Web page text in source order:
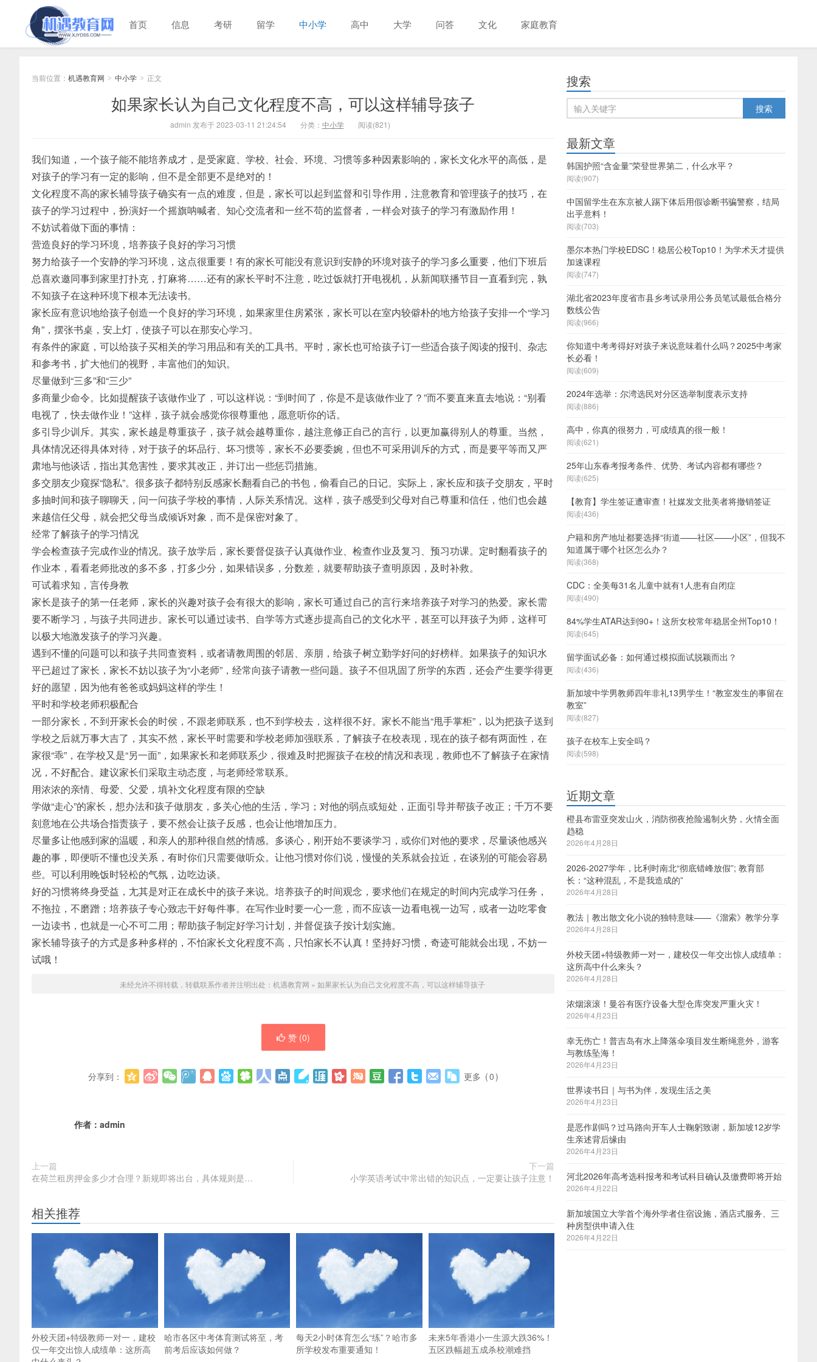
首页 信息 考研 留学 中小学 高中 大学 问答 文化 家庭教育
当前位置： 机遇教育网 > 中小学 > 正文
如果家长认为自己文化程度不高，可以这样辅导孩子
admin 发布于 2023-03-11 21:24:54 分类： 中小学 阅读(821)
我们知道，一个孩子能不能培养成才，是受家庭、学校、社会、环境、习惯等多种因素影响的，家长文化水平的高低，是
对孩子的学习有一定的影响，但不是全部更不是绝对的！
文化程度不高的家长辅导孩子确实有一点的难度，但是，家长可以起到监督和引导作用，注意教育和管理孩子的技巧，在
孩子的学习过程中，扮演好一个摇旗呐喊者、知心交流者和一丝不苟的监督者，一样会对孩子的学习有激励作用！
不妨试着做下面的事情：
营造良好的学习环境，培养孩子良好的学习习惯
努力给孩子一个安静的学习环境，这点很重要！有的家长可能没有意识到安静的环境对孩子的学习多么重要，他们下班后
总喜欢邀同事到家里打扑克，打麻将……还有的家长平时不注意，吃过饭就打开电视机，从新闻联播节目一直看到完，孰
不知孩子在这种环境下根本无法读书。
家长应有意识地给孩子创造一个良好的学习环境，如果家里住房紧张，家长可以在室内较僻朴的地方给孩子安排一个“学习
角”，摆张书桌，安上灯，使孩子可以在那安心学习。
有条件的家庭，可以给孩子买相关的学习用品和有关的工具书。平时，家长也可给孩子订一些适合孩子阅读的报刊、杂志
和参考书，扩大他们的视野，丰富他们的知识。
尽量做到“三多”和“三少”
多商量少命令。比如提醒孩子该做作业了，可以这样说：“到时间了，你是不是该做作业了？”而不要直来直去地说：“别看
电视了，快去做作业！”这样，孩子就会感觉你很尊重他，愿意听你的话。
多引导少训斥。其实，家长越是尊重孩子，孩子就会越尊重你，越注意修正自己的言行，以更加赢得别人的尊重。当然，
具体情况还得具体对待，对于孩子的坏品行、坏习惯等，家长不必要委婉，但也不可采用训斥的方式，而是要平等而又严
肃地与他谈话，指出其危害性，要求其改正，并订出一些惩罚措施。
多交朋友少窥探“隐私”。很多孩子都特别反感家长翻看自己的书包，偷看自己的日记。实际上，家长应和孩子交朋友，平时
多抽时间和孩子聊聊天，问一问孩子学校的事情，人际关系情况。这样，孩子感受到父母对自己尊重和信任，他们也会越
来越信任父母，就会把父母当成倾诉对象，而不是保密对象了。
经常了解孩子的学习情况
学会检查孩子完成作业的情况。孩子放学后，家长要督促孩子认真做作业、检查作业及复习、预习功课。定时翻看孩子的
作业本，看看老师批改的多不多，打多少分，如果错误多，分数差，就要帮助孩子查明原因，及时补救。
可试着求知，言传身教
家长是孩子的第一任老师，家长的兴趣对孩子会有很大的影响，家长可通过自己的言行来培养孩子对学习的热爱。家长需
要不断学习，与孩子共同进步。家长可以通过读书、自学等方式逐步提高自己的文化水平，甚至可以拜孩子为师，这样可
以极大地激发孩子的学习兴趣。
遇到不懂的问题可以和孩子共同查资料，或者请教周围的邻居、亲朋，给孩子树立勤学好问的好榜样。如果孩子的知识水
平已超过了家长，家长不妨以孩子为“小老师”，经常向孩子请教一些问题。孩子不但巩固了所学的东西，还会产生要学得更
好的愿望，因为他有爸爸或妈妈这样的学生！
平时和学校老师积极配合
一部分家长，不到开家长会的时侯，不跟老师联系，也不到学校去，这样很不好。家长不能当“甩手掌柜”，以为把孩子送到
学校之后就万事大吉了，其实不然，家长平时需要和学校老师加强联系，了解孩子在校表现，现在的孩子都有两面性，在
家很“乖”，在学校又是“另一面”，如果家长和老师联系少，很难及时把握孩子在校的情况和表现，教师也不了解孩子在家情
况，不好配合。建议家长们采取主动态度，与老师经常联系。
用浓浓的亲情、母爱、父爱，填补文化程度有限的空缺
学做“走心”的家长，想办法和孩子做朋友，多关心他的生活，学习；对他的弱点或短处，正面引导并帮孩子改正；千万不要
刻意地在公共场合指责孩子，要不然会让孩子反感，也会让他增加压力。
尽量多让他感到家的温暖，和亲人的那种很自然的情感。多谈心，刚开始不要谈学习，或你们对他的要求，尽量谈他感兴
趣的事，即便听不懂也没关系，有时你们只需要做听众。让他习惯对你们说，慢慢的关系就会拉近，在谈别的可能会容易
些。可以利用晚饭时轻松的气氛，边吃边谈。
好的习惯将终身受益，尢其是对正在成长中的孩子来说。培养孩子的时间观念，要求他们在规定的时间内完成学习任务，
不拖拉，不磨蹭；培养孩子专心致志干好每件事。在写作业时要一心一意，而不应该一边看电视一边写，或者一边吃零食
一边读书，也就是一心不可二用；帮助孩子制定好学习计划，并督促孩子按计划实施。
家长辅导孩子的方式是多种多样的，不怕家长文化程度不高，只怕家长不认真！坚持好习惯，奇迹可能就会出现，不妨一
试哦！
未经允许不得转载，转载联系作者并注明出处： 机遇教育网 » 如果家长认为自己文化程度不高，可以这样辅导孩子
赞 (0)
分享到： 更多 (0)
作者： admin
上一篇
在荷兰租房押金多少才合理？新规即将出台，具体规则是…
下一篇
小学英语考试中常出错的知识点，一定要让孩子注意！
相关推荐
外校天团+特级教师一对一，建校
仅一年交出惊人成绩单：这所高
哈市各区中考体育测试将至，考
前考后应该如何做？
每天2小时体育怎么“练”？哈市多
所学校发布重要通知！
未来5年香港小一生源大跌36%！
五区跌幅超五成杀校潮难挡
搜索
最新文章
韩国护照“含金量”荣登世界第二，什么水平？
阅读(907)
中国留学生在东京被人踢下体后用假诊断书骗警察，结局
出乎意料！
阅读(703)
墨尔本热门学校EDSC！稳居公校Top10！为学术天才提供
加速课程
阅读(747)
湖北省2023年度省市县乡考试录用公务员笔试最低合格分
数线公告
阅读(966)
你知道中考考得好对孩子来说意味着什么吗？2025中考家
长必看！
阅读(609)
2024年选举：尔湾选民对分区选举制度表示支持
阅读(886)
高中，你真的很努力，可成绩真的很一般！
阅读(621)
25年山东春考报考条件、优势、考试内容都有哪些？
阅读(625)
【教育】学生签证遭审查！社媒发文批美者将撤销签证
阅读(436)
户籍和房产地址都要选择“街道——社区——小区”，但我不
知道属于哪个社区怎么办？
阅读(368)
CDC：全美每31名儿童中就有1人患有自闭症
阅读(490)
84%学生ATAR达到90+！这所女校常年稳居全州Top10！
阅读(645)
留学面试必备：如何通过模拟面试脱颖而出？
阅读(436)
新加坡中学男教师四年非礼13男学生！“教室发生的事留在
教室”
阅读(827)
孩子在校车上安全吗？
阅读(598)
近期文章
橙县布雷亚突发山火，消防彻夜抢险遏制火势，火情全面
趋稳
2026年4月28日
2026-2027学年，比利时南北“彻底错峰放假”; 教育部
长：“这种混乱，不是我造成的”
2026年4月28日
教法｜教出散文化小说的独特意味——《溜索》教学分享
2026年4月28日
外校天团+特级教师一对一，建校仅一年交出惊人成绩单：
这所高中什么来头？
2026年4月28日
浓烟滚滚！曼谷有医疗设备大型仓库突发严重火灾！
2026年4月23日
幸无伤亡！普吉岛有水上降落伞项目发生断绳意外，游客
与教练坠海！
2026年4月23日
世界读书日｜与书为伴，发现生活之美
2026年4月23日
是恶作剧吗？过马路向开车人士鞠躬致谢，新加坡12岁学
生亲述背后缘由
2026年4月23日
河北2026年高考选科报考和考试科目确认及缴费即将开始
2026年4月22日
新加坡国立大学首个海外学者住宿设施，酒店式服务、三
种房型供申请入住
2026年4月22日